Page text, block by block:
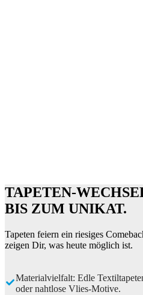
TAPETEN-
BIS ZUM UNIKAT.
Tapeten feiern ein riesiges
zeigen Dir, was heute möglich ist.
Materialvielfalt: Edle
oder nahtlose Vlies-Motive.